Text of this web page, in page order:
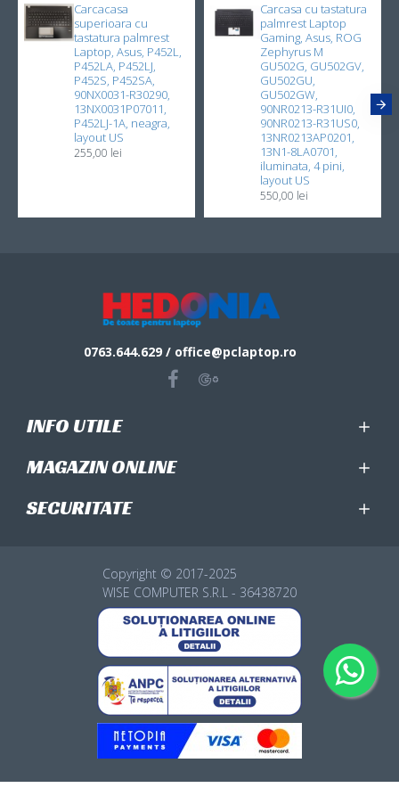
Carcacasa
superioara cu
tastatura palmrest
Laptop, Asus, P452L,
P452LA, P452LJ,
P452S, P452SA,
90NX0031-R30290,
13NX0031P07011,
P452LJ-1A, neagra,
layout US
255,00 lei
Carcasa cu tastatura
palmrest Laptop
Gaming, Asus, ROG
Zephyrus M
GU502G, GU502GV,
GU502GU,
GU502GW,
90NR0213-R31UI0,
90NR0213-R31US0,
13NR0213AP0201,
13N1-8LA0701,
iluminata, 4 pini,
layout US
550,00 lei
0763.644.629 / office@pclaptop.ro
INFO UTILE
MAGAZIN ONLINE
SECURITATE
Copyright © 2017-2025
WISE COMPUTER S.R.L - 36438720